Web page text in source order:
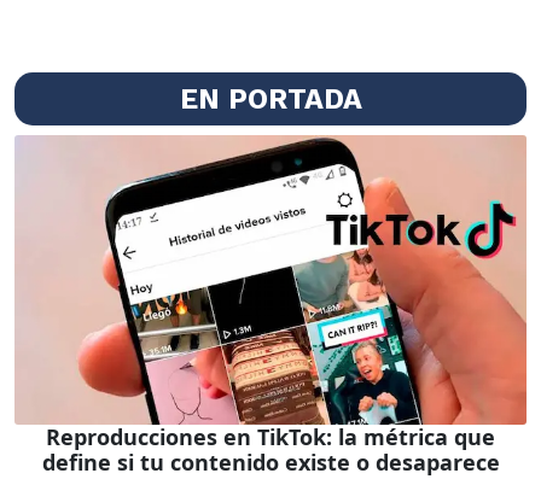
EN PORTADA
Reproducciones en TikTok: la métrica que
define si tu contenido existe o desaparece